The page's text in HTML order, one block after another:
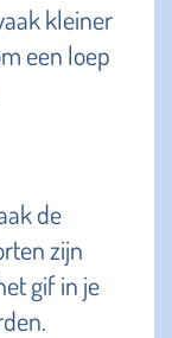
kleiner
een loep
de
zijn
gif in je